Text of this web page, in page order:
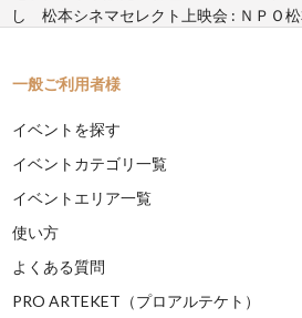
し 松本シネマセレクト上映会 : ＮＰＯ
一般ご利用者様
イベントを探す
イベントカテゴリ一覧
イベントエリア一覧
使い方
よくある質問
PRO ARTEKET（プロアルテケト）